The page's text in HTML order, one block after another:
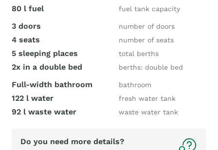
80 l fuel fuel tank capacity
3 doors number of doors
4 seats number of seats
5 sleeping places total berths
2x in a double bed berths: double bed
Full-width bathroom bathroom
122 l water fresh water tank
92 l waste water waste water tank
Do you need more details?